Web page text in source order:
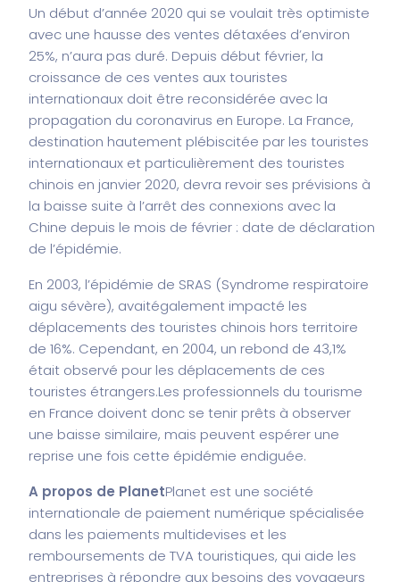
Un début d’année 2020 qui se voulait très optimiste
avec une hausse des ventes détaxées d’environ
25%, n’aura pas duré. Depuis début février, la
croissance de ces ventes aux touristes
internationaux doit être reconsidérée avec la
propagation du coronavirus en Europe. La France,
destination hautement plébiscitée par les touristes
internationaux et particulièrement des touristes
chinois en janvier 2020, devra revoir ses prévisions à
la baisse suite à l’arrêt des connexions avec la
Chine depuis le mois de février : date de déclaration
de l’épidémie.
En 2003, l’épidémie de SRAS (Syndrome respiratoire
aigu sévère), avaitégalement impacté les
déplacements des touristes chinois hors territoire
de 16%. Cependant, en 2004, un rebond de 43,1%
était observé pour les déplacements de ces
touristes étrangers.Les professionnels du tourisme
en France doivent donc se tenir prêts à observer
une baisse similaire, mais peuvent espérer une
reprise une fois cette épidémie endiguée.
A propos de PlanetPlanet est une société
internationale de paiement numérique spécialisée
dans les paiements multidevises et les
remboursements de TVA touristiques, qui aide les
entreprises à répondre aux besoins des voyageurs